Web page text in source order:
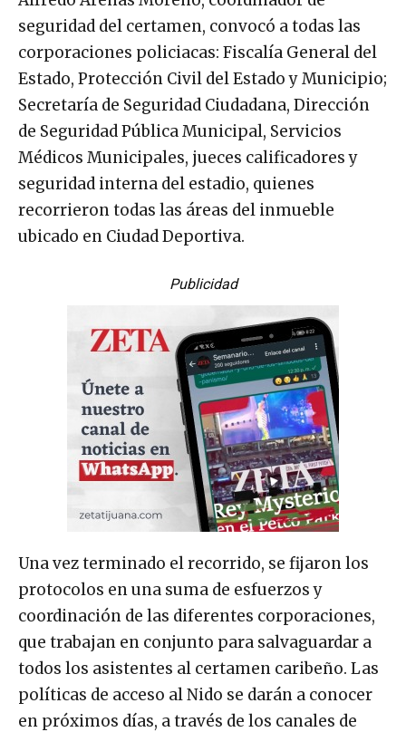
seguridad del certamen, convocó a todas las
corporaciones policiacas: Fiscalía General del
Estado, Protección Civil del Estado y Municipio;
Secretaría de Seguridad Ciudadana, Dirección
de Seguridad Pública Municipal, Servicios
Médicos Municipales, jueces calificadores y
seguridad interna del estadio, quienes
recorrieron todas las áreas del inmueble
ubicado en Ciudad Deportiva.
Publicidad
Una vez terminado el recorrido, se fijaron los
protocolos en una suma de esfuerzos y
coordinación de las diferentes corporaciones,
que trabajan en conjunto para salvaguardar a
todos los asistentes al certamen caribeño. Las
políticas de acceso al Nido se darán a conocer
en próximos días, a través de los canales de